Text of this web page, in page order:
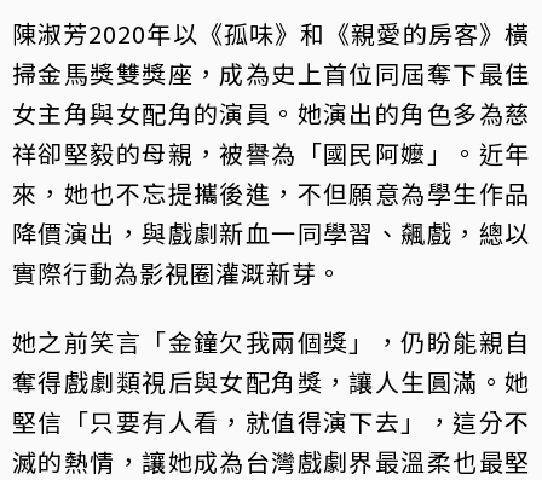
陳淑芳2020年以《孤味》和《親愛的房客》橫
掃金馬獎雙獎座，成為史上首位同屆奪下最佳
女主角與女配角的演員。她演出的角色多為慈
祥卻堅毅的母親，被譽為「國民阿嬤」。近年
來，她也不忘提攜後進，不但願意為學生作品
降價演出，與戲劇新血一同學習、飆戲，總以
實際行動為影視圈灌溉新芽。
她之前笑言「金鐘欠我兩個獎」，仍盼能親自
奪得戲劇類視后與女配角獎，讓人生圓滿。她
堅信「只要有人看，就值得演下去」，這分不
滅的熱情，讓她成為台灣戲劇界最溫柔也最堅